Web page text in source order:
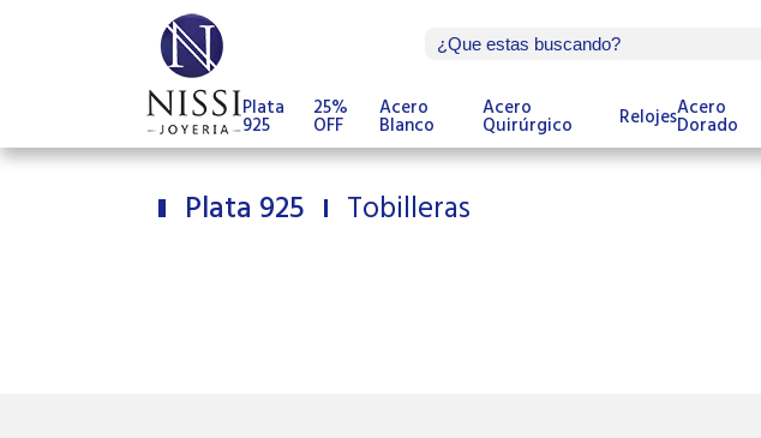
Plata
925
25%
OFF
Acero
Blanco
Acero
Quirúrgico RelojesAcero
Dorado
Plata 925 Tobilleras